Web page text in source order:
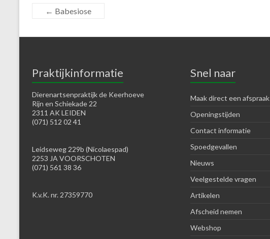
← Babesiose
Praktijkinformatie
Dierenartsenpraktijk de Keerhoeve
Rijn en Schiekade 22
2311 AK LEIDEN
(071) 512 02 41
Leidseweg 229b (Nicolaespad)
2253 JA VOORSCHOTEN
(071) 561 38 36
K.v.K. nr. 27359770
Snel naar
Maak direct een afspraak
Openingstijden
Contact informatie
Spoedgevallen
Nieuws
Veelgestelde vragen
Artikelen
Afscheid nemen
Webshop